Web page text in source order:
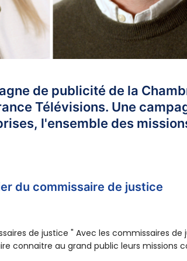
de publicité de la
Télévisions. Une
l'ensemble des
du commissaire de justice
de justice " Avec les commissaires
connaitre au grand public leurs missions